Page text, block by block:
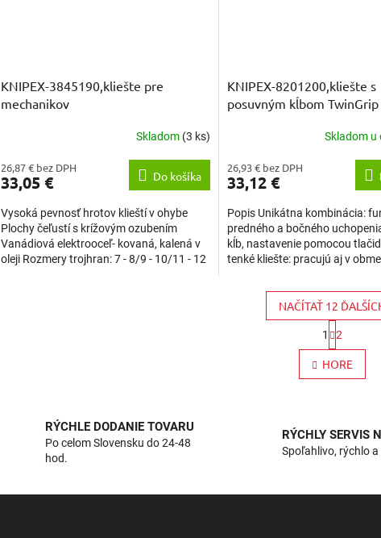
KNIPEX-3845190,kliešte pre
mechanikov
Skladom (3 ks)
26,87 € bez DPH
33,05 € Do košíka
Vysoká pevnosť hrotov klieští v ohybe
Plochy čeľustí s krížovým ozubením
Vanádiová elektrooceľ- kovaná, kalená v
oleji Rozmery trojhran: 7 - 8/9 - 10/11 - 12
KNIPEX-8201200,kliešte s
posuvným kĺbom
Skladom u
26,93 € bez DPH
33,12 €
Popis Unikátna kombinácia:
predného a bočného
kĺb, nastavenie pomocou
tenké kliešte: pracujú aj v
O
v
l
c
i
r
NAČÍTAŤ 12
S
t
r
á
n
a
n
1 2
HORE
RÝCHLE DODANIE TOVARU
Po celom Slovensku do 24-48
hod.
RÝCHLY SERVIS
Spoľahlivo, rýchlo